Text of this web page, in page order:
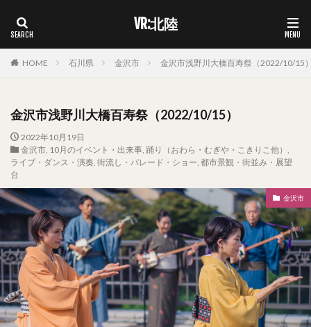
VR:北陸
HOME 石川県 金沢市 金沢市浅野川大橋百寿祭（2022/10/15
金沢市浅野川大橋百寿祭（2022/10/15）
2022年10月19日
金沢市, 10月のイベント・出来事, 踊り（おわら・むぎや・こきりこ他） ,
ライブ・ダンス・演奏, 街流し・パレード・ショー, 都市景観・街並み・展望
台
金沢市